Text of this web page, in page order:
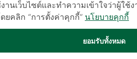
งานเว็บไซต์และทำความเข้าใจว่าผู้
ยคลิก “การตั้งค่าคุกกี้” นโยบายคุกกี้
ยอมรับทั้งหมด